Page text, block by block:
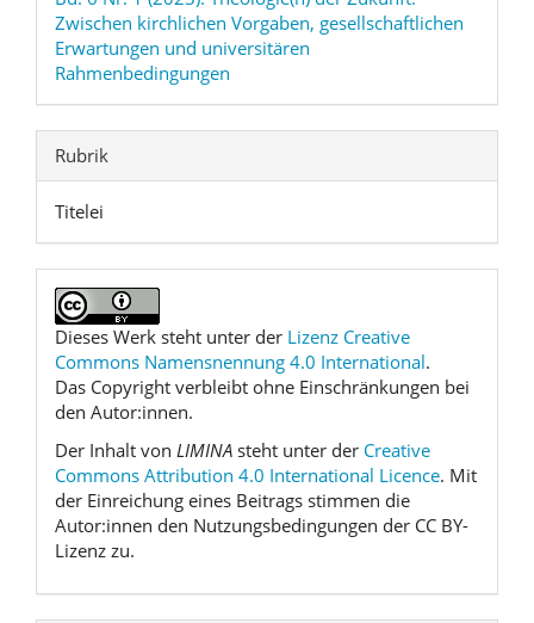
Zwischen kirchlichen Vorgaben, gesellschaftlichen
Erwartungen und universitären
Rahmenbedingungen
Rubrik
Titelei
Dieses Werk steht unter der Lizenz Creative
Commons Namensnennung 4.0 International.
Das Copyright verbleibt ohne Einschränkungen bei
den Autor:innen.
Der Inhalt von LIMINA steht unter der Creative
Commons Attribution 4.0 International Licence. Mit
der Einreichung eines Beitrags stimmen die
Autor:innen den Nutzungsbedingungen der CC BY-
Lizenz zu.